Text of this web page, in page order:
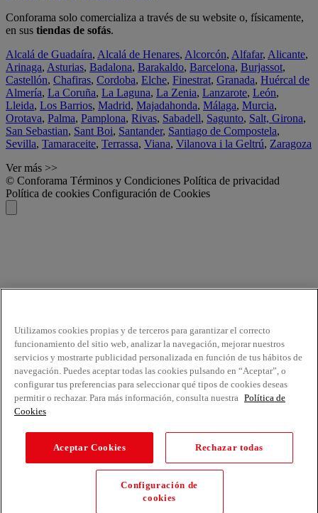
Conforama solo comercializa a través de su website o, físicamente,
en sus tiendas de sofás.
Alcalá de Guadaíra, Alcalá de Henares, Alcorcón, Alfafar, Alicante,
Arinaga, Asturias, Badalona, Barakaldo, Barcelona, Burjassot,
Castellón, Chafiras, Cordoba, Elche, Finestrat, Granada, Huércal de
Almería, La Coruña, La Laguna, La Zenia, Lanzarote, León,
Lleida, Los Barrios, Madrid, Majadahonda, Málaga, Murcia,
Orotava, Palma, Pamplona, Rivas, Sabadell, Sagunto, Salt, Girona,
San Sebastian, Sant Boi, Santander, Santiago de Compostela,
Sevilla, Tamaraceite, Terrassa, Viana, Vilanova i la Geltrú, Zaragoza
Ver más >>
© Conforama Términos y Condiciones Política de privacidad
Política de cookies Configuración de Cookies
Utilizamos cookies propias y de terceros para garantizar el correcto
funcionamiento del sitio web, analizar la navegación, mejorar nuestros
servicios y mostrarte publicidad personalizada en función de tus hábitos de
navegación. Puedes aceptar todas las cookies pulsando en “Aceptar”, o
configurar tus preferencias para seleccionar qué tipos de cookies deseas
permitir o rechazar. Para más información, consulta nuestra Política de
Cookies
Aceptar Cookies Rechazar todas
Configuración de
cookies